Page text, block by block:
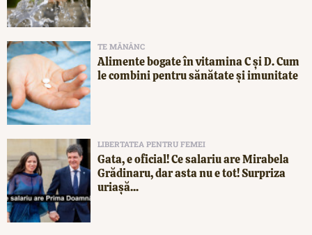
TE MĂNÂNC
Alimente bogate în vitamina C și D. Cum
le combini pentru sănătate și imunitate
LIBERTATEA PENTRU FEMEI
Gata, e oficial! Ce salariu are Mirabela
Grădinaru, dar asta nu e tot! Surpriza
uriașă...